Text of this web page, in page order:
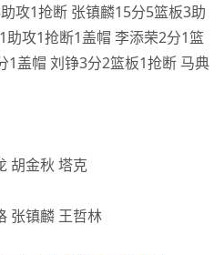
攻1抢断 张镇麟15分5篮板3助
攻1抢断1盖帽 李添荣2分1篮
1盖帽 刘铮3分2篮板1抢断 马典
胡金秋 塔克
张镇麟 王哲林